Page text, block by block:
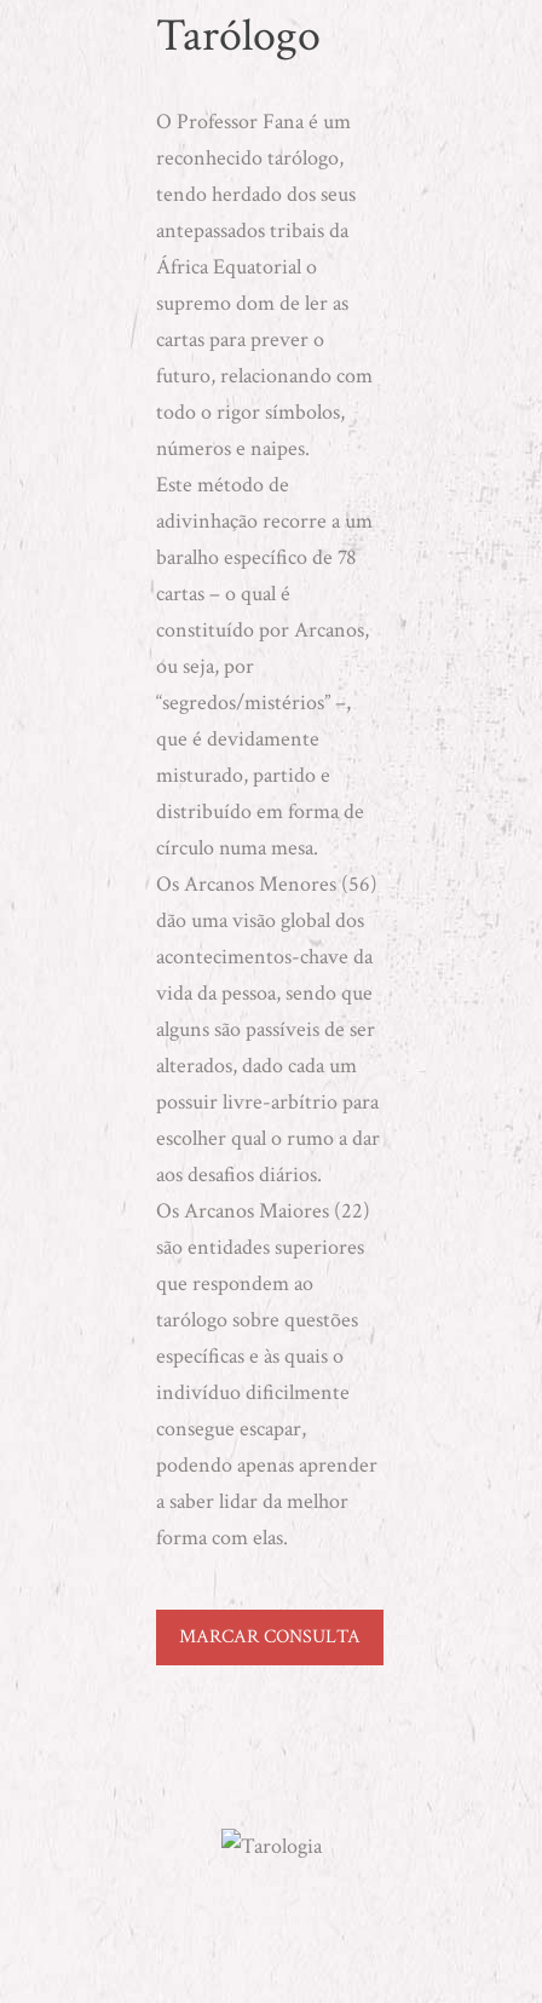
Tarólogo
O Professor Fanaé um
reconhecido tarólogo,
tendo herdado dos seus
antepassados tribais da
África Equatorial o
supremo dom de ler as
cartas para prever o
futuro, relacionando com
todo o rigor símbolos,
números e naipes.
Este método de
adivinhação recorre a um
baralho específico de 78
cartas – o qual é
constituído por Arcanos,
ou seja, por
“segredos/mistérios” –,
que é devidamente
misturado, partido e
distribuído em forma de
círculo numa mesa.
Os Arcanos Menores (56)
dão uma visão global dos
acontecimentos-chave da
vida da pessoa, sendo que
alguns são passíveis de ser
alterados, dado cada um
possuir livre-arbítrio para
escolher qual o rumo a dar
aos desafios diários.
Os Arcanos Maiores (22)
são entidades superiores
que respondem ao
tarólogo sobre questões
específicas e às quais o
indivíduo dificilmente
consegue escapar,
podendo apenas aprender
a saber lidar da melhor
forma com elas.
MARCAR CONSULTA